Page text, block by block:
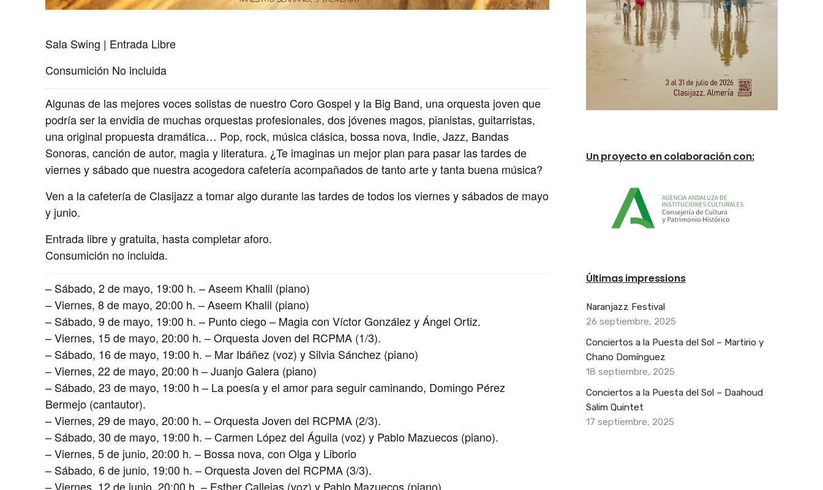
Sala Swing | Entrada Libre
Consumición No incluida
Algunas de las mejores voces solistas de nuestro Coro Gospel y la Big Band, una orquesta joven que
podría ser la envidia de muchas orquestas profesionales, dos jóvenes magos, pianistas, guitarristas,
una original propuesta dramática… Pop, rock, música clásica, bossa nova, Indie, Jazz, Bandas
Sonoras, canción de autor, magia y literatura. ¿Te imaginas un mejor plan para pasar las tardes de
viernes y sábado que nuestra acogedora cafetería acompañados de tanto arte y tanta buena música?
Ven a la cafetería de Clasijazz a tomar algo durante las tardes de todos los viernes y sábados de mayo
y junio.
Entrada libre y gratuita, hasta completar aforo.
Consumición no incluida.
– Sábado, 2 de mayo, 19:00 h. – Aseem Khalil (piano)
– Viernes, 8 de mayo, 20:00 h. – Aseem Khalil (piano)
– Sábado, 9 de mayo, 19:00 h. – Punto ciego – Magia con Víctor González y Ángel Ortiz.
– Viernes, 15 de mayo, 20:00 h. – Orquesta Joven del RCPMA (1/3).
– Sábado, 16 de mayo, 19:00 h. – Mar Ibáñez (voz) y Silvia Sánchez (piano)
– Viernes, 22 de mayo, 20:00 h – Juanjo Galera (piano)
– Sábado, 23 de mayo, 19:00 h – La poesía y el amor para seguir caminando, Domingo Pérez
Bermejo (cantautor).
– Viernes, 29 de mayo, 20:00 h. – Orquesta Joven del RCPMA (2/3).
– Sábado, 30 de mayo, 19:00 h. – Carmen López del Águila (voz) y Pablo Mazuecos (piano).
– Viernes, 5 de junio, 20:00 h. – Bossa nova, con Olga y Liborio
– Sábado, 6 de junio, 19:00 h. – Orquesta Joven del RCPMA (3/3).
– Viernes, 12 de junio, 20:00 h. – Esther Callejas (voz) y Pablo Mazuecos (piano)
Un proyecto en colaboración con:
Últimas impressions
Naranjazz Festival
26 septiembre, 2025
Conciertos a la Puesta del Sol – Martirio y
Chano Domínguez
18 septiembre, 2025
Conciertos a la Puesta del Sol – Daahoud
Salim Quintet
17 septiembre, 2025